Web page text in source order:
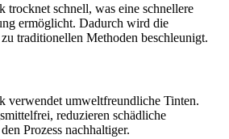
schnell, was eine schnellere
ermöglicht. Dadurch wird die
traditionellen Methoden beschleunigt.
umweltfreundliche Tinten.
reduzieren schädliche
Prozess nachhaltiger.